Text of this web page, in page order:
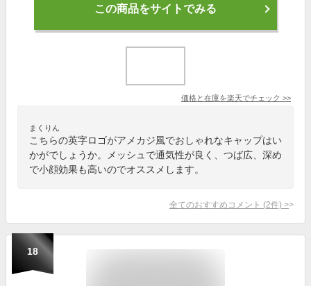
この商品をサイトでみる
価格と在庫を楽天でチェック >>
まくりん
こちらの英字ロゴがアメカジ風でおしゃれなキャップはい
かがでしょうか。メッシュで通気性が良く、つば広、深め
で小顔効果も高いのでオススメします。
全てのおすすめコメント (2件) >
18